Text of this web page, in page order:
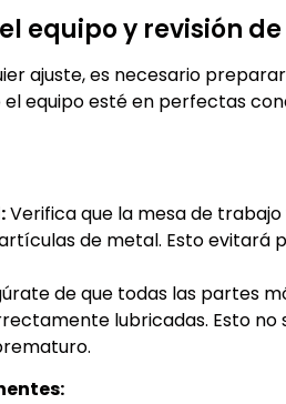
equipo y revisión
ajuste, es necesario
equipo esté en perfectas
Verifica que la mesa de
de metal. Esto evitará
de que todas las partes
lubricadas. Esto